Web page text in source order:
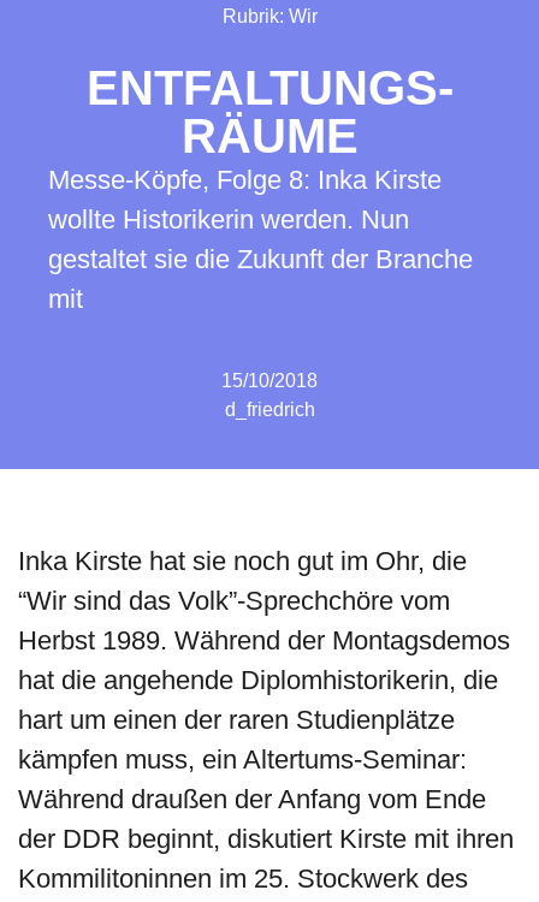
Rubrik: Wir
ENTFALTUNGS-
RÄUME
Messe-Köpfe, Folge 8: Inka Kirste
wollte Historikerin werden. Nun
gestaltet sie die Zukunft der Branche
mit
15/10/2018
d_friedrich
Inka Kirste hat sie noch gut im Ohr, die
“Wir sind das Volk”-Sprechchöre vom
Herbst 1989. Während der Montagsdemos
hat die angehende Diplomhistorikerin, die
hart um einen der raren Studienplätze
kämpfen muss, ein Altertums-Seminar:
Während draußen der Anfang vom Ende
der DDR beginnt, diskutiert Kirste mit ihren
Kommilitoninnen im 25. Stockwerk des